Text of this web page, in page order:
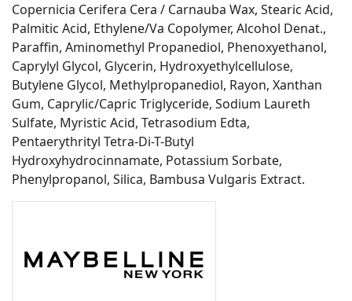
Copernicia Cerifera Cera / Carnauba Wax, Stearic Acid,
Palmitic Acid, Ethylene/Va Copolymer, Alcohol Denat.,
Paraffin, Aminomethyl Propanediol, Phenoxyethanol,
Caprylyl Glycol, Glycerin, Hydroxyethylcellulose,
Butylene Glycol, Methylpropanediol, Rayon, Xanthan
Gum, Caprylic/Capric Triglyceride, Sodium Laureth
Sulfate, Myristic Acid, Tetrasodium Edta,
Pentaerythrityl Tetra-Di-T-Butyl
Hydroxyhydrocinnamate, Potassium Sorbate,
Phenylpropanol, Silica, Bambusa Vulgaris Extract.